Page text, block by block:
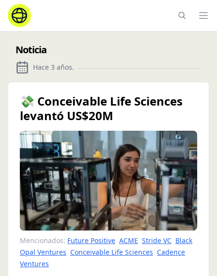
Noticia
Hace 3 años.
💸 Conceivable Life Sciences
levantó US$20M
Mencionados: Future Positive ACME Stride VC Black
Opal Ventures Conceivable Life Sciences Cadence
Ventures